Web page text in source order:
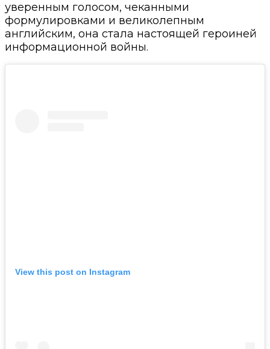
уверенным голосом, чеканными
формулировками и великолепным
английским, она стала настоящей героиней
информационной войны.
View this post on Instagram